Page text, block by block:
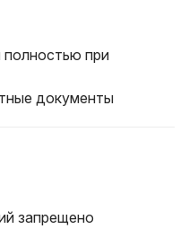
полностью при
документы
запрещено